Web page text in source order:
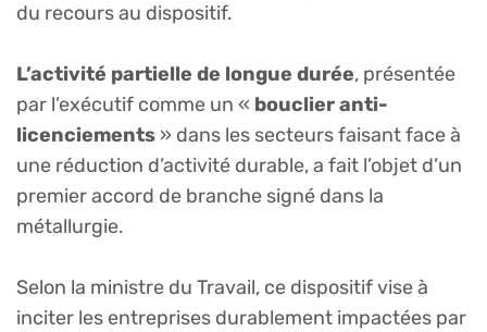
du recours au dispositif.
L’activité partielle de longue durée, présentée
par l’exécutif comme un « bouclier anti-
licenciements » dans les secteurs faisant face à
une réduction d’activité durable, a fait l’objet d’un
premier accord de branche signé dans la
métallurgie.
Selon la ministre du Travail, ce dispositif vise à
inciter les entreprises durablement impactées par